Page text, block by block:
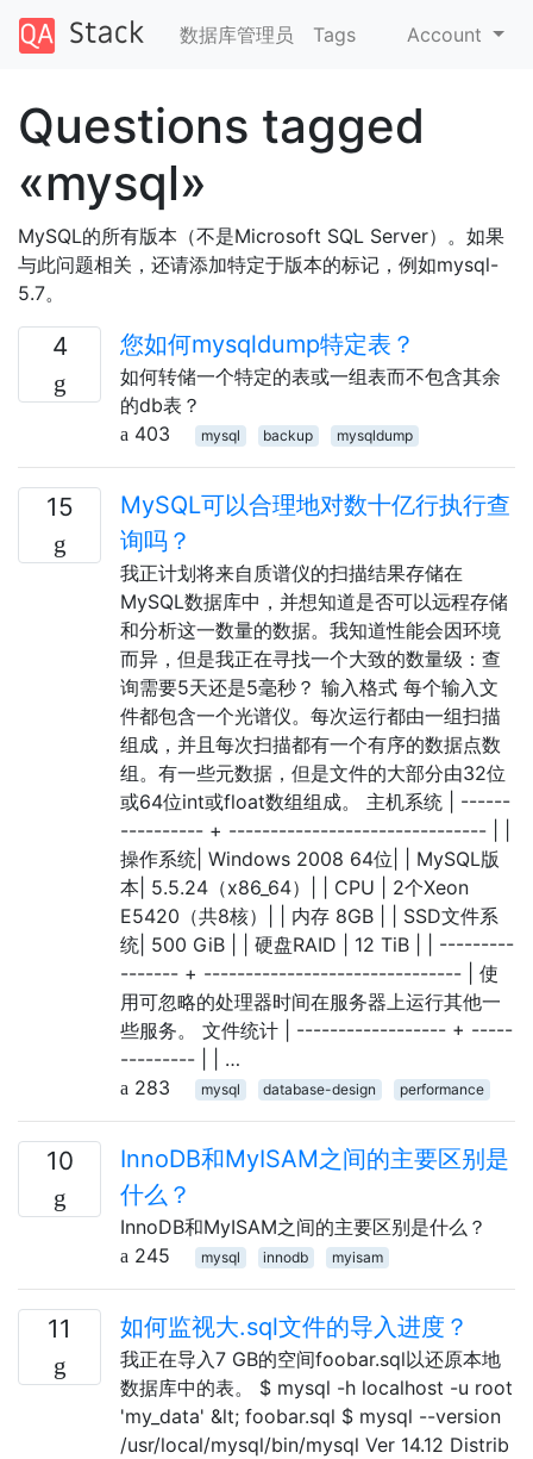
数据库管理员 Tags Account
Questions tagged
«mysql»
MySQL的所有版本（不是Microsoft SQL Server）。如果
与此问题相关，还请添加特定于版本的标记，例如mysql-
5.7。
4 您如何mysqldump特定表？
如何转储一个特定的表或一组表而不包含其余
的db表？
403
mysql backup mysqldump
15
MySQL可以合理地对数十亿行执行查
询吗？
我正计划将来自质谱仪的扫描结果存储在
MySQL数据库中，并想知道是否可以远程存储
和分析这一数量的数据。我知道性能会因环境
而异，但是我正在寻找一个大致的数量级：查
询需要5天还是5毫秒？ 输入格式 每个输入文
件都包含一个光谱仪。每次运行都由一组扫描
组成，并且每次扫描都有一个有序的数据点数
组。有一些元数据，但是文件的大部分由32位
或64位int或float数组组成。 主机系统 | ------
---------- + ------------------------------- | |
操作系统| Windows 2008 64位| | MySQL版
本| 5.5.24（x86_64）| | CPU | 2个Xeon
E5420（共8核）| | 内存 8GB | | SSD文件系
统| 500 GiB | | 硬盘RAID | 12 TiB | | ---------
------- + ------------------------------- | 使
用可忽略的处理器时间在服务器上运行其他一
些服务。 文件统计 | ------------------ + -----
--------- | | …
283
mysql database-design performance
10
InnoDB和MyISAM之间的主要区别是
什么？
InnoDB和MyISAM之间的主要区别是什么？
245
mysql innodb myisam
11 如何监视大.sql文件的导入进度？
我正在导入7 GB的空间foobar.sql以还原本地
数据库中的表。 $ mysql -h localhost -u root
'my_data' &lt; foobar.sql $ mysql --version
/usr/local/mysql/bin/mysql Ver 14.12 Distrib